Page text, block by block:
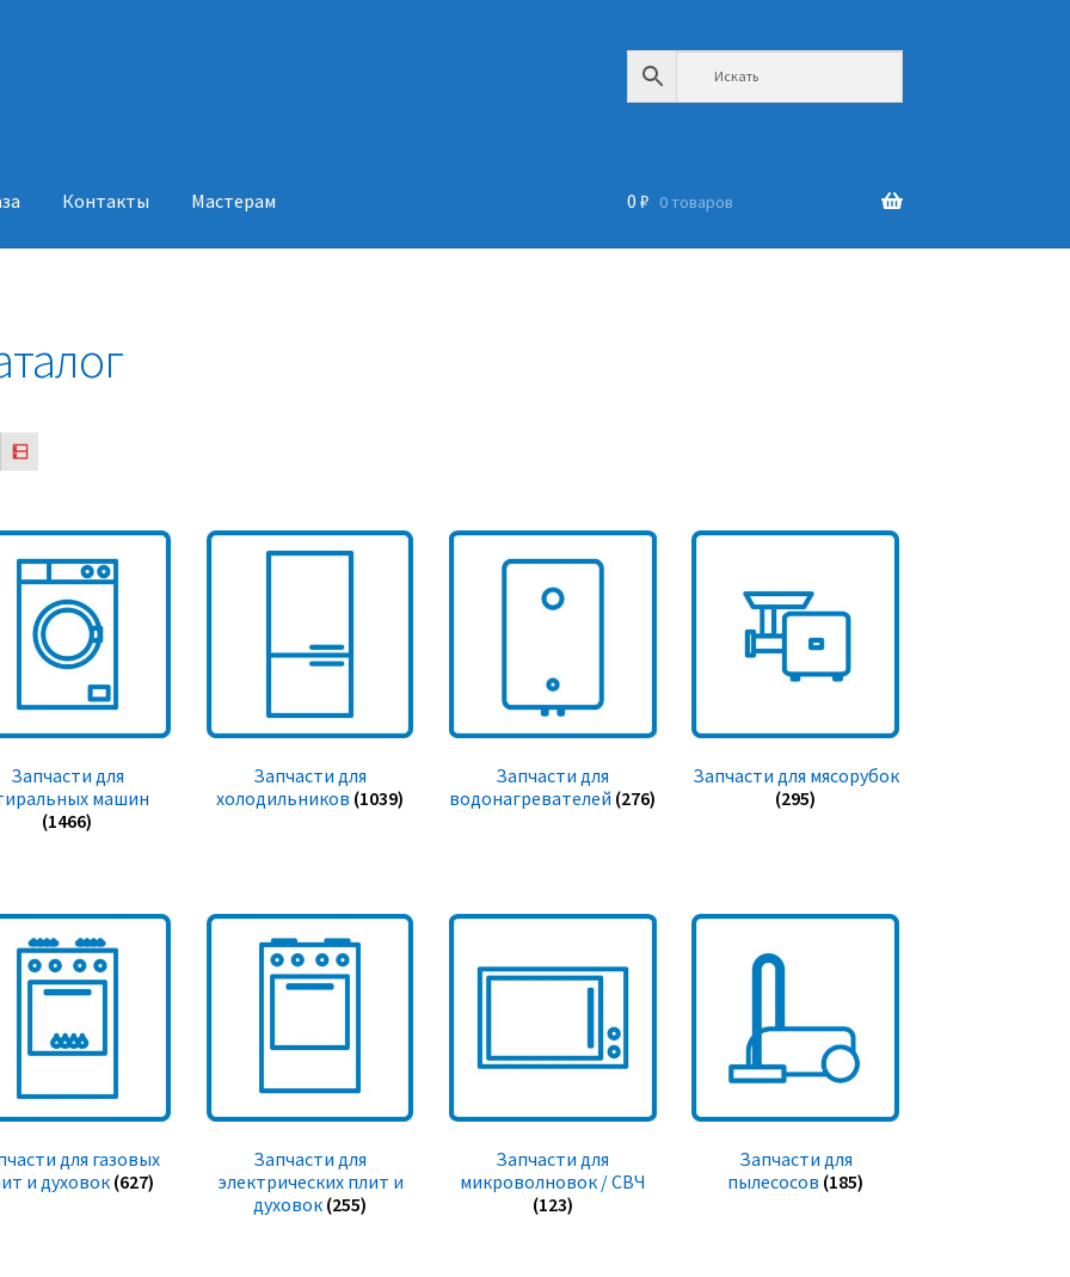
Контакты Мастерам 0 ₽ 0 товаров
Запчасти для
машин
(1466)
Запчасти для
холодильников (1039)
Запчасти для
водонагревателей (276)
Запчасти для мясорубок
(295)
для газовых
и духовок (627)
Запчасти для
электрических плит и
духовок (255)
Запчасти для
микроволновок / СВЧ
(123)
Запчасти для
пылесосов (185)